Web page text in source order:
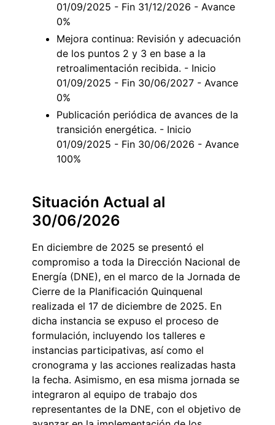
01/09/2025 - Fin 31/12/2026 - Avance
0%
Mejora continua: Revisión y adecuación
de los puntos 2 y 3 en base a la
retroalimentación recibida. - Inicio
01/09/2025 - Fin 30/06/2027 - Avance
0%
Publicación periódica de avances de la
transición energética. - Inicio
01/09/2025 - Fin 30/06/2026 - Avance
100%
Situación Actual al
30/06/2026
En diciembre de 2025 se presentó el
compromiso a toda la Dirección Nacional de
Energía (DNE), en el marco de la Jornada de
Cierre de la Planificación Quinquenal
realizada el 17 de diciembre de 2025. En
dicha instancia se expuso el proceso de
formulación, incluyendo los talleres e
instancias participativas, así como el
cronograma y las acciones realizadas hasta
la fecha. Asimismo, en esa misma jornada se
integraron al equipo de trabajo dos
representantes de la DNE, con el objetivo de